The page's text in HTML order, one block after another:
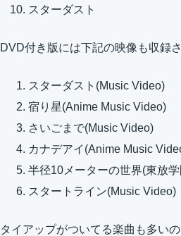
スターダスト
DVD付き版には下記の映像も収録
スターダスト(Music Video)
宿り星(Anime Music Video)
さいごまで(Music Video)
カナデアイ(Anime Music
半径10メーターの世界(東放
スタートライン(Music Video)
タイアップがついてる楽曲も多い